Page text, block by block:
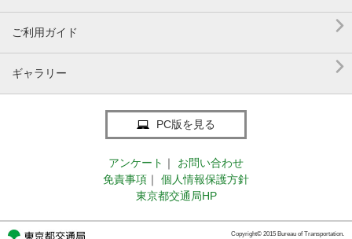
ご利用ガイド 
ギャラリー 
PC版を見る
アンケート ｜
お問い合わせ
免責事項 ｜
個人情報保護方針
東京都交通局HP
Copyright© 2015 Bureau of Transportation.